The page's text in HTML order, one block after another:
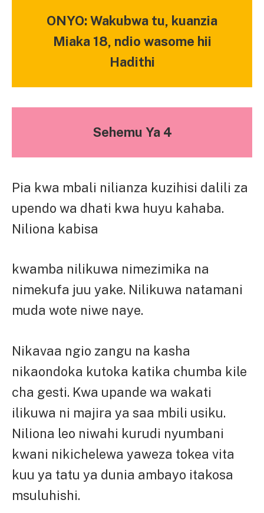
ONYO: Wakubwa tu, kuanzia
Miaka 18, ndio wasome hii
Hadithi
Sehemu Ya 4
Pia kwa mbali nilianza kuzihisi dalili za
upendo wa dhati kwa huyu kahaba.
Niliona kabisa
kwamba nilikuwa nimezimika na
nimekufa juu yake. Nilikuwa natamani
muda wote niwe naye.
Nikavaa ngio zangu na kasha
nikaondoka kutoka katika chumba kile
cha gesti. Kwa upande wa wakati
ilikuwa ni majira ya saa mbili usiku.
Niliona leo niwahi kurudi nyumbani
kwani nikichelewa yaweza tokea vita
kuu ya tatu ya dunia ambayo itakosa
msuluhishi.